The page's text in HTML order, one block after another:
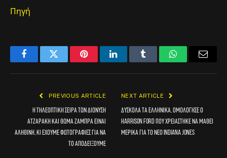
Πηγή
FacebookTwitter PinterestLinkedInTumblr WhatsApp
PREVIOUS ARTICLE
Η τηλεοπτική σειρά των Διονύση
Ατζαράκη και Θωμά Ζάμπρα είναι
αληθινή, κι έχουμε φωτογραφίες για να
το αποδείξουμε
NEXT ARTICLE
Δύσκολα τα ελληνικά, ομολόγησε ο
Harrison Ford που χρειάστηκε να μάθει
μερικά για το νέο Indiana Jones